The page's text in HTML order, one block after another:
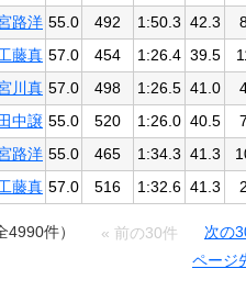
路洋 55.0 492 1:50.3 42.3
藤真 57.0 454 1:26.4 39.5
川真 57.0 498 1:26.5 41.0
中譲 55.0 520 1:26.0 40.5
路洋 55.0 465 1:34.3 41.3
藤真 57.0 516 1:32.6 41.3
件） « 前の30件
次の
ページ